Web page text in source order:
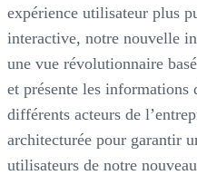
expérience utilisateur plus
interactive, notre nouvelle
une vue révolutionnaire
et présente les informations
différents acteurs de
architecturée pour garantir
utilisateurs de notre